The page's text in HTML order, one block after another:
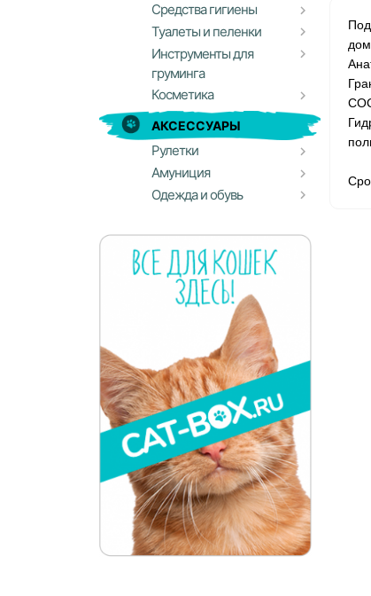
Средства гигиены
Туалеты и пеленки
Инструменты для
груминга
Косметика
АКСЕССУАРЫ
Рулетки
Амуниция
Одежда и обувь